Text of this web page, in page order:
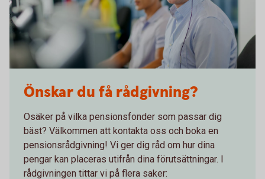
Önskar du få rådgivning?
Osäker på vilka pensionsfonder som passar dig
bäst? Välkommen att kontakta oss och boka en
pensionsrådgivning! Vi ger dig råd om hur dina
pengar kan placeras utifrån dina förutsättningar. I
rådgivningen tittar vi på flera saker: